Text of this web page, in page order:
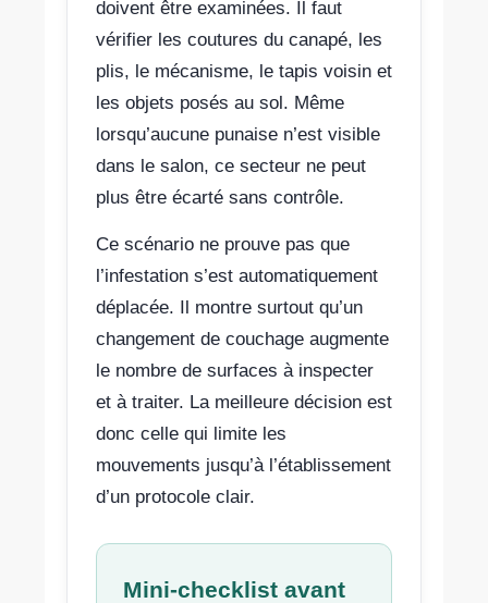
doivent être examinées. Il faut
vérifier les coutures du canapé, les
plis, le mécanisme, le tapis voisin et
les objets posés au sol. Même
lorsqu’aucune punaise n’est visible
dans le salon, ce secteur ne peut
plus être écarté sans contrôle.
Ce scénario ne prouve pas que
l’infestation s’est automatiquement
déplacée. Il montre surtout qu’un
changement de couchage augmente
le nombre de surfaces à inspecter
et à traiter. La meilleure décision est
donc celle qui limite les
mouvements jusqu’à l’établissement
d’un protocole clair.
Mini-checklist avant